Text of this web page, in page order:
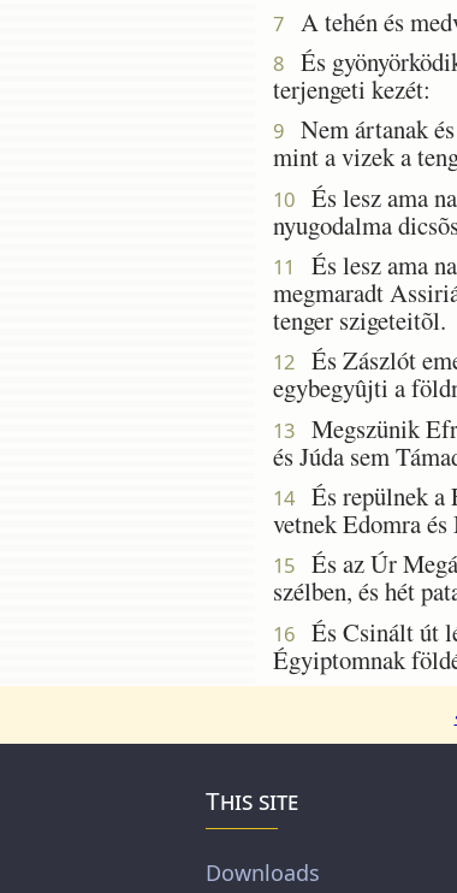
7 A tehén és
8
És
terjengeti kezét:
9
Nem ártanak
mint a vizek a
10
És lesz ama
nyugodalma
11
És lesz ama
megmaradt
tenger szigeteitõl.
12
És Zászlót
egybegyûjti a
13
Megszünik
és Júda sem
14
És repülnek a
vetnek Edomra
15
És az Úr
szélben, és hét
16
És Csinált út
Égyiptomnak
This site
Downloads